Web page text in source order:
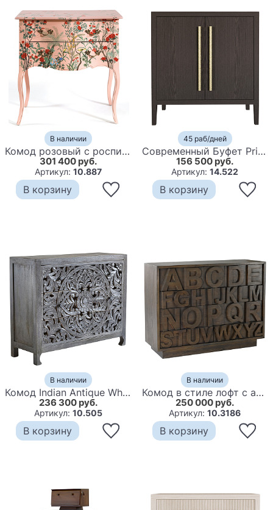
В наличии
Комод розовый с росписью Цветы L.XV CHEST OF DRAWERS Flowers
301 400 руб.
Артикул: 10.887
В корзину
45 раб/дней
Современный Буфет Primo с 2 дверцами Темный орех
156 500 руб.
Артикул:14.522
В корзину
В наличии
Комод Indian Antique White Furniture Chest of Drawers Kailash серый
236 300 руб.
Артикул: 10.505
В корзину
В наличии
Комод в стиле лофт с английским алфавитом English Alphabet Chest of Drawers
250 000 руб.
Артикул:10.3186
В корзину